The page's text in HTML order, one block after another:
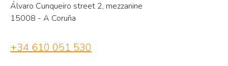
Álvaro Cunqueiro street 2, mezzanine
15008 - A Coruña
+34 610 051 530